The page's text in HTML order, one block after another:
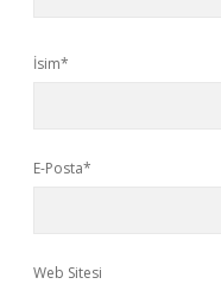
İsim*
E-Posta*
Web Sitesi